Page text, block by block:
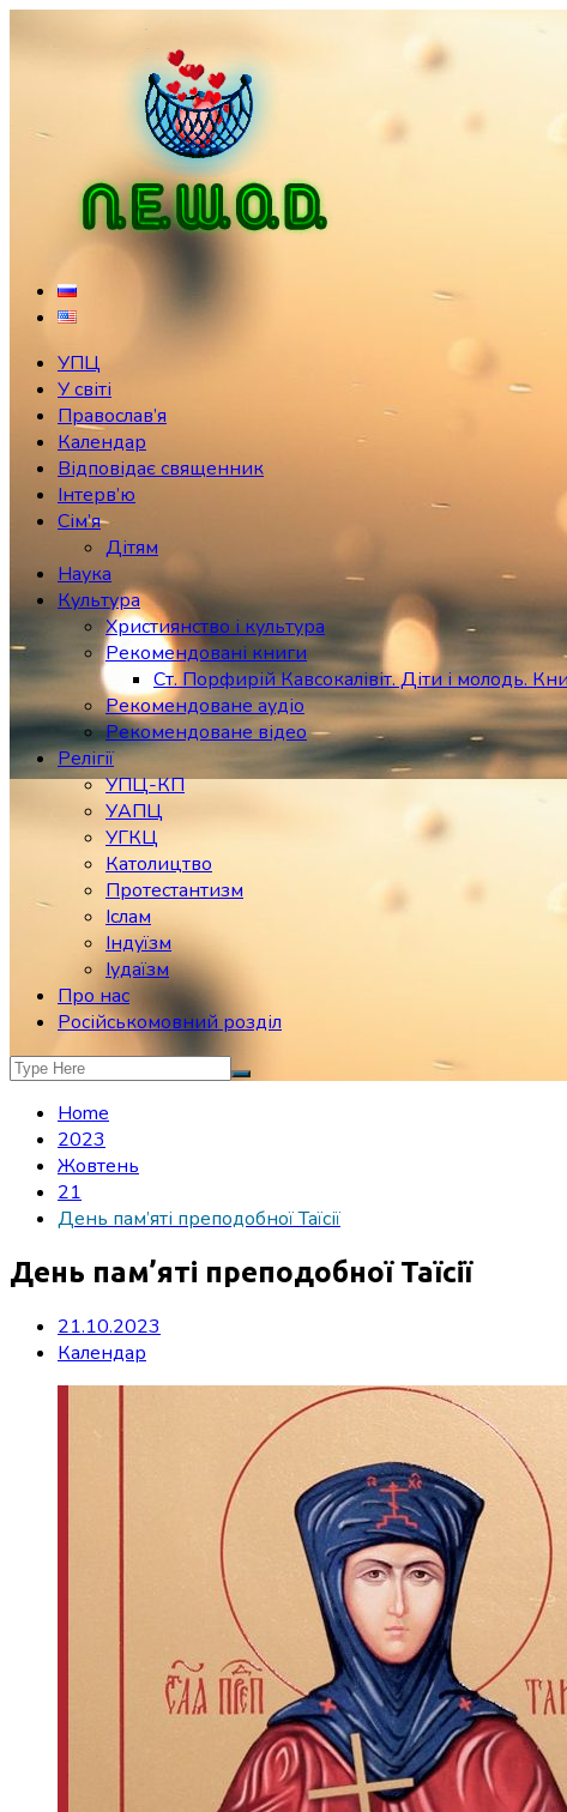
УПЦ
У світі
Православ’я
Календар
Відповідає священник
Інтерв’ю
Сім’я
Дітям
Наука
Культура
Християнство і культура
Рекомендовані книги
Ст. Порфирій Кавсокалівіт. Діти і молодь.
Рекомендоване аудіо
Рекомендоване відео
Релігії
УПЦ-КП
УАПЦ
УГКЦ
Католицтво
Протестантизм
Іслам
Індуїзм
Іудаїзм
Про нас
Російськомовний розділ
Home
2023
Жовтень
21
День пам’яті преподобної Таїсії
День пам’яті преподобної Таїсії
21.10.2023
Календар